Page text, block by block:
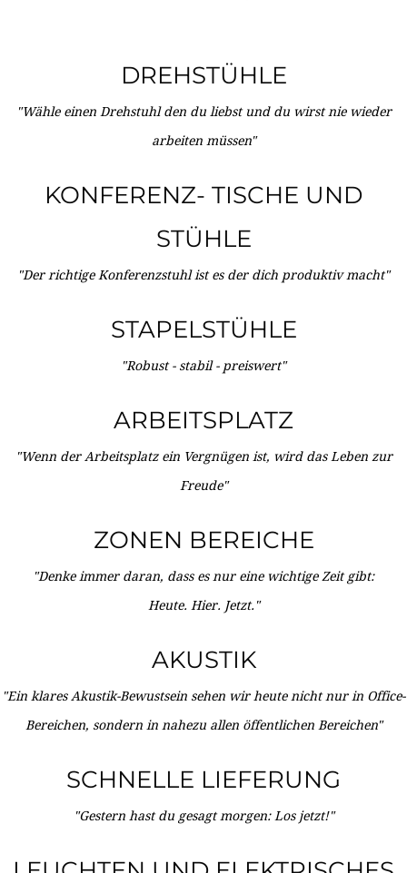
DREHSTÜHLE
"Wähle einen Drehstuhl den du liebst und du wirst nie wieder
arbeiten müssen"
KONFERENZ- TISCHE UND
STÜHLE
"Der richtige Konferenzstuhl ist es der dich produktiv macht"
STAPELSTÜHLE
"Robust - stabil - preiswert"
ARBEITSPLATZ
"Wenn der Arbeitsplatz ein Vergnügen ist, wird das Leben zur
Freude"
ZONEN BEREICHE
"Denke immer daran, dass es nur eine wichtige Zeit gibt:
Heute. Hier. Jetzt."
AKUSTIK
"Ein klares Akustik-Bewustsein sehen wir heute nicht nur in Office-
Bereichen, sondern in nahezu allen öffentlichen Bereichen"
SCHNELLE LIEFERUNG
"Gestern hast du gesagt morgen: Los jetzt!"